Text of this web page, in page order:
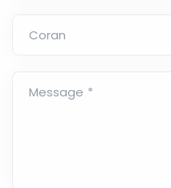
Message *